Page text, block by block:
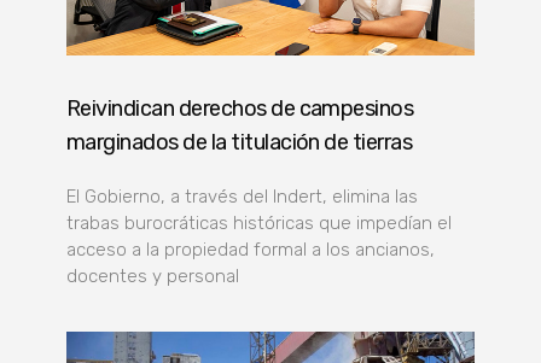
Reivindican derechos de campesinos
marginados de la titulación de tierras
El Gobierno, a través del Indert, elimina las
trabas burocráticas históricas que impedían el
acceso a la propiedad formal a los ancianos,
docentes y personal